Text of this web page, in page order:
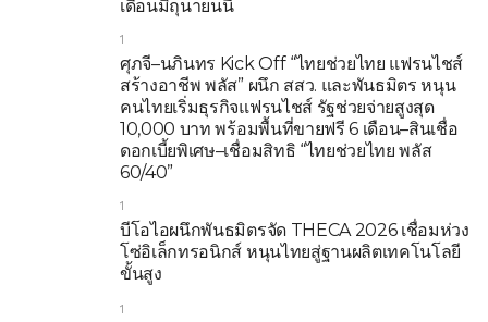
เดือนมิถุนายนนี้
1
ศุภจี–นภินทร Kick Off “ไทยช่วยไทย แฟรนไชส์
สร้างอาชีพ พลัส” ผนึก สสว. และพันธมิตร หนุน
คนไทยเริ่มธุรกิจแฟรนไชส์ รัฐช่วยจ่ายสูงสุด
10,000 บาท พร้อมพื้นที่ขายฟรี 6 เดือน–สินเชื่อ
ดอกเบี้ยพิเศษ–เชื่อมสิทธิ “ไทยช่วยไทย พลัส
60/40”
1
บีโอไอผนึกพันธมิตรจัด THECA 2026 เชื่อมห่วง
โซ่อิเล็กทรอนิกส์ หนุนไทยสู่ฐานผลิตเทคโนโลยี
ขั้นสูง
1